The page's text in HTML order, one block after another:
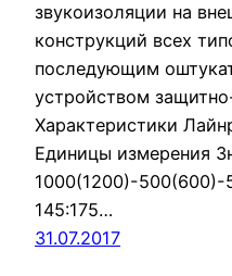
звукоизоляции на
конструкций всех
последующим
устройством
Характеристики
Единицы измерения
1000(1200)-500(600)-
145:175…
31.07.2017